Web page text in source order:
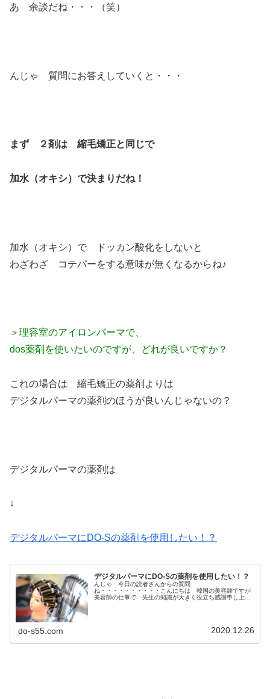
あ 余談だね・・・（笑）
んじゃ 質問にお答えしていくと・・・
まず ２剤は 縮毛矯正と同じで
加水（オキシ）で決まりだね！
加水（オキシ）で ドッカン酸化をしないと
わざわざ コテパーをする意味が無くなるからね♪
＞理容室のアイロンパーマで、
dos薬剤を使いたいのですが、どれが良いですか？
これの場合は 縮毛矯正の薬剤よりは
デジタルパーマの薬剤のほうが良いんじゃないの？
デジタルパーマの薬剤は
↓
デジタルパーマにDO-Sの薬剤を使用したい！？
デジタルパーマにDO-Sの薬剤を使用したい！？
んじゃ 今日の読者さんからの質問
ね・・・・・・・・・・こんにちは 韓国の美容師ですが
美容師の仕事で 先生の知識が大きく役立ち感謝申し上げ
do-s55.com 2020.12.26